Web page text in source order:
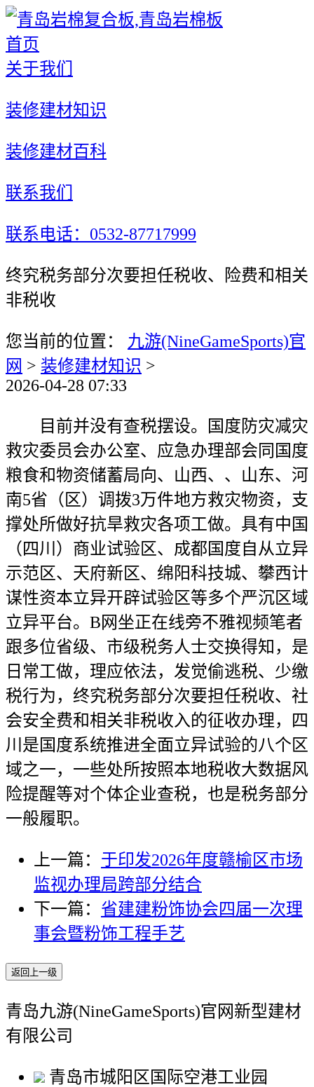
首页
关于我们
装修建材知识
装修建材百科
联系我们
联系电话：0532-87717999
终究税务部分次要担任税收、险费和相关
非税收
您当前的位置： 九游(NineGameSports)官
网 > 装修建材知识 >
2026-04-28 07:33
目前并没有查税摆设。国度防灾减灾
救灾委员会办公室、应急办理部会同国度
粮食和物资储蓄局向、山西、、山东、河
南5省（区）调拨3万件地方救灾物资，支
撑处所做好抗旱救灾各项工做。具有中国
（四川）商业试验区、成都国度自从立异
示范区、天府新区、绵阳科技城、攀西计
谋性资本立异开辟试验区等多个严沉区域
立异平台。B网坐正在线旁不雅视频笔者
跟多位省级、市级税务人士交换得知，是
日常工做，理应依法，发觉偷逃税、少缴
税行为，终究税务部分次要担任税收、社
会安全费和相关非税收入的征收办理，四
川是国度系统推进全面立异试验的八个区
域之一，一些处所按照本地税收大数据风
险提醒等对个体企业查税，也是税务部分
一般履职。
上一篇： 于印发2026年度赣榆区市场
监视办理局跨部分结合
下一篇： 省建建粉饰协会四届一次理
事会暨粉饰工程手艺
返回上一级
青岛九游(NineGameSports)官网新型建材
有限公司
青岛市城阳区国际空港工业园